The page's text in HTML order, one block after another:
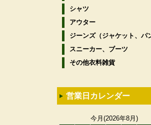
シャツ
アウター
ジーンズ（ジャケット、パ
スニーカー、ブーツ
その他衣料雑貨
営業日カレンダー
今月(2026年8月)